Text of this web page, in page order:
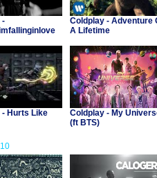
-
Coldplay - Adventure
A Lifetime
- Hurts Like
Coldplay - My
(ft BTS)